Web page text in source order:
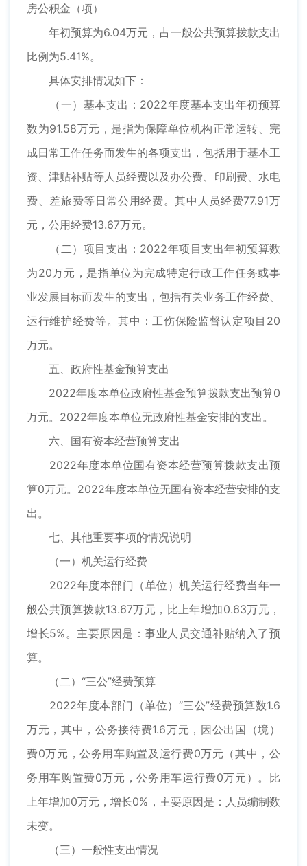
房公积金（项）
年初预算为6.04万元，占一般公共预算拨款支出
比例为5.41%。
具体安排情况如下：
（一）基本支出：2022年度基本支出年初预算
数为91.58万元，是指为保障单位机构正常运转、完
成日常工作任务而发生的各项支出，包括用于基本工
资、津贴补贴等人员经费以及办公费、印刷费、水电
费、差旅费等日常公用经费。其中人员经费77.91万
元，公用经费13.67万元。
（二）项目支出：2022年项目支出年初预算数
为20万元，是指单位为完成特定行政工作任务或事
业发展目标而发生的支出，包括有关业务工作经费、
运行维护经费等。其中：工伤保险监督认定项目20
万元。
五、政府性基金预算支出
2022年度本单位政府性基金预算拨款支出预算0
万元。2022年度本单位无政府性基金安排的支出。
六、国有资本经营预算支出
2022年度本单位国有资本经营预算拨款支出预
算0万元。2022年度本单位无国有资本经营安排的支
出。
七、其他重要事项的情况说明
（一）机关运行经费
2022年度本部门（单位）机关运行经费当年一
般公共预算拨款13.67万元，比上年增加0.63万元，
增长5%。主要原因是：事业人员交通补贴纳入了预
算。
（二）“三公”经费预算
2022年度本部门（单位）“三公”经费预算数1.6
万元，其中，公务接待费1.6万元，因公出国（境）
费0万元，公务用车购置及运行费0万元（其中，公
务用车购置费0万元，公务用车运行费0万元）。比
上年增加0万元，增长0%，主要原因是：人员编制数
未变。
（三）一般性支出情况